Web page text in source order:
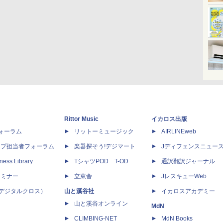
ーラム
担当者フォーラム
Library
ナー
ジタルクロス）
Rittor Music
リットーミュージック
楽器探そう!デジマート
TシャツPOD T-OD
立東舎
山と溪谷社
山と溪谷オンライン
CLIMBING-NET
イカロス出版
AIRLINEweb
Jディフェンスニュー
通訳翻訳ジャーナル
JレスキューWeb
イカロスアカデミー
MdN
MdN Books